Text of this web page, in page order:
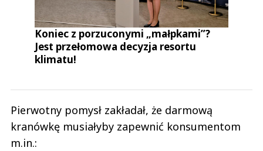
Koniec z porzuconymi „małpkami”?
Jest przełomowa decyzja resortu
klimatu!
Pierwotny pomysł zakładał, że darmową
kranówkę musiałyby zapewnić konsumentom
m.in.: